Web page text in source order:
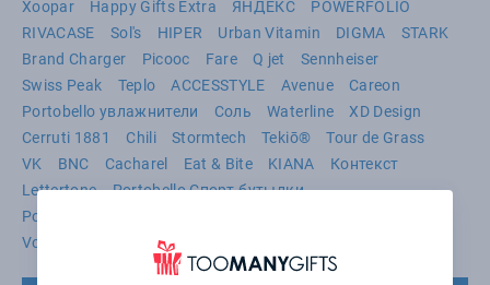
Xoopar Happy Gifts Extra ЯНДЕКС
POWERFOLIO
RIVACASE
Sol's HIPER Urban Vitamin DIGMA
STARK
Brand Charger
Picooc Fare Q jet
Sennheiser
Swiss Peak
Teplo ACCESSTYLE Avenue
Careon
Portobello увлажнители
Соль Waterline
XD Design
Cerruti 1881
Chili Stormtech Tekiō®
Tour de Grass
VK
BNC Cacharel Eat & Bite KIANA
Контекст
Lettertone
Portobello Спорт.бутылки
Portobello Настольные часы
Voyager